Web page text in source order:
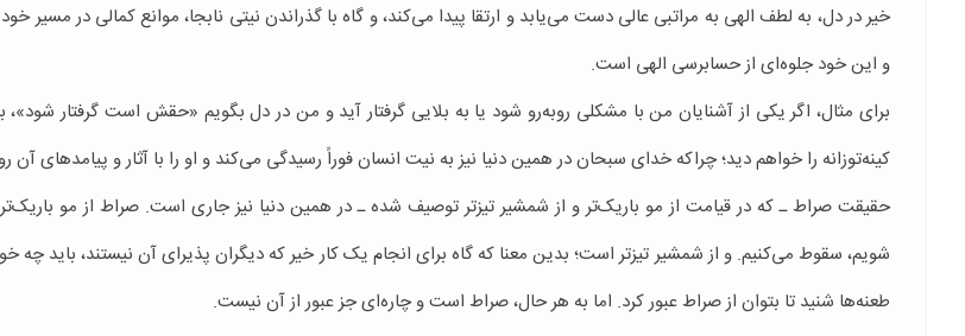
خیر در دل، به لطف الهی به مراتبی عالی دست می‌یابد و ارتقا پیدا می‌کند، و گاه با گذراندن نیتی نابجا، موانع کمالی در
و این خود جلوه‌ای از حسابرسی الهی است.
برای مثال، اگر یکی از آشنایان من با مشکلی روبه‌رو شود یا به بلایی گرفتار آید و من در دل بگویم «حقش است گرفتار شود»،
کینه‌توزانه را خواهم دید؛ چراکه خدای سبحان در همین دنیا نیز به نیت انسان فوراً رسیدگی می‌کند و او را با آثار و پیامدهای آن
حقیقت صراط ـ که در قیامت از مو باریک‌تر و از شمشیر تیزتر توصیف شده ـ در همین دنیا نیز جاری است. صراط از مو
شویم، سقوط می‌کنیم. و از شمشیر تیزتر است؛ بدین معنا که گاه برای انجام یک کار خیر که دیگران پذیرای آن نیستند، باید
طعنه‌ها شنید تا بتوان از صراط عبور کرد. اما به هر حال، صراط است و چاره‌ای جز عبور از آن نیست.